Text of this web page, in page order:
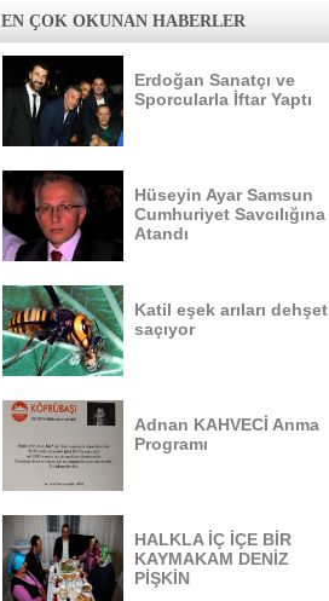
EN ÇOK OKUNAN HABERLER
Erdoğan Sanatçı ve
Sporcularla İftar Yaptı
Hüseyin Ayar Samsun
Cumhuriyet Savcılığına
Atandı
Katil eşek arıları dehşet
saçıyor
Adnan KAHVECİ Anma
Programı
HALKLA İÇ İÇE BİR
KAYMAKAM DENİZ
PİŞKİN